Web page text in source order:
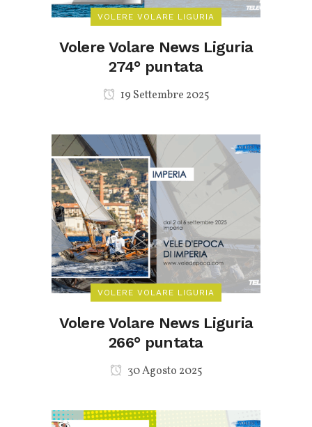
VOLERE VOLARE LIGURIA
Volere Volare News Liguria
274° puntata
19 Settembre 2025
VOLERE VOLARE LIGURIA
Volere Volare News Liguria
266° puntata
30 Agosto 2025